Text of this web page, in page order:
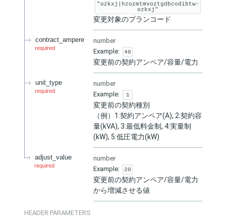
"ozkxj|hzozmtmvoztgdbcodibtw-
ozkxj"
変更対象のプランコード
contract_ampere
required
number
Example:
40
変更前の契約アンペア/容量/電力
unit_type
required
number
Example:
1
変更前の契約種別
（例）1:契約アンペア(A), 2:契約容
量(kVA), 3:最低料金制, 4:実量制
(kW), 5:低圧電力(kW)
adjust_value
required
number
Example:
20
変更前の契約アンペア/容量/電力
から増減させる値
HEADER PARAMETERS